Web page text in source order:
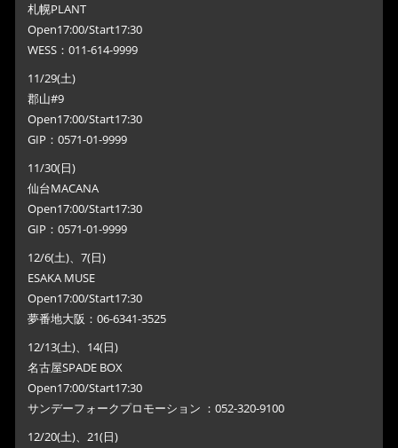
札幌PLANT
Open17:00/Start17:30
WESS：011-614-9999
11/29(土)
郡山#9
Open17:00/Start17:30
GIP：0571-01-9999
11/30(日)
仙台MACANA
Open17:00/Start17:30
GIP：0571-01-9999
12/6(土)、7(日)
ESAKA MUSE
Open17:00/Start17:30
夢番地大阪：06-6341-3525
12/13(土)、14(日)
名古屋SPADE BOX
Open17:00/Start17:30
サンデーフォークプロモーション ：052-320-9100
12/20(土)、21(日)